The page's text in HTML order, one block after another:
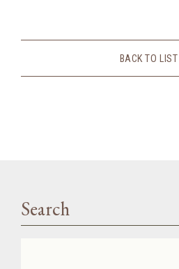
BACK TO LIST
Search